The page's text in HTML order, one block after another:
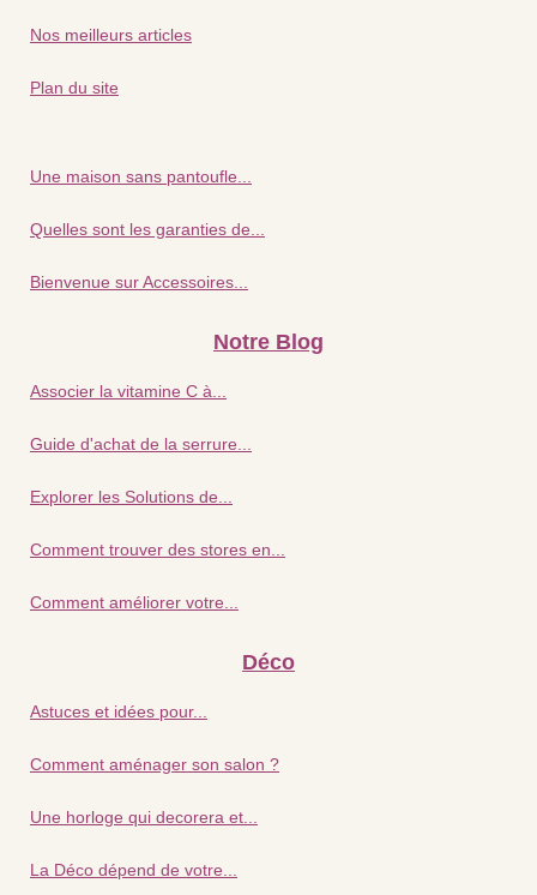
Nos meilleurs articles
Plan du site
Une maison sans pantoufle...
Quelles sont les garanties de...
Bienvenue sur Accessoires...
Notre Blog
Associer la vitamine C à...
Guide d'achat de la serrure...
Explorer les Solutions de...
Comment trouver des stores en...
Comment améliorer votre...
Déco
Astuces et idées pour...
Comment aménager son salon ?
Une horloge qui decorera et...
La Déco dépend de votre...